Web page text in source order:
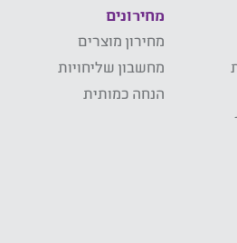
מחירונים
מחירון מוצרים
מחשבון שליחויות
הנחה כמותית